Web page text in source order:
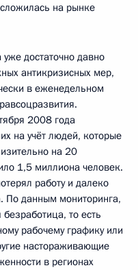
на рынке
достаточно давно
антикризисных мер,
в еженедельном
2008 года
на учёт людей, которые
на 20
1,5 миллиона человек.
работу и далеко
По данным мониторинга,
то есть
рабочему графику или
настораживающие
в регионах